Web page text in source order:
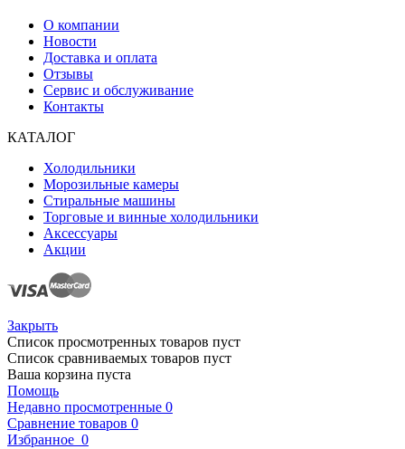
О компании
Новости
Доставка и оплата
Отзывы
Сервис и обслуживание
Контакты
КАТАЛОГ
Холодильники
Морозильные камеры
Стиральные машины
Торговые и винные холодильники
Аксессуары
Акции
Закрыть
Список просмотренных товаров пуст
Список сравниваемых товаров пуст
Ваша корзина пуста
Помощь
Недавно просмотренные 0
Сравнение товаров 0
Избранное 0